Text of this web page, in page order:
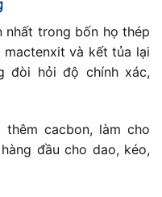
nhất trong bốn họ thép
và kết tủa lại
đòi hỏi độ chính xác,
cacbon, làm cho
đầu cho dao, kéo,